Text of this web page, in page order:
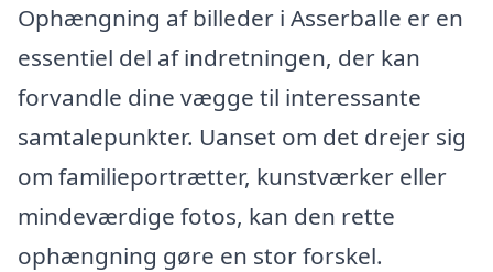
Ophængning af billeder i Asserballe er en
essentiel del af indretningen, der kan
forvandle dine vægge til interessante
samtalepunkter. Uanset om det drejer sig
om familieportrætter, kunstværker eller
mindeværdige fotos, kan den rette
ophængning gøre en stor forskel.